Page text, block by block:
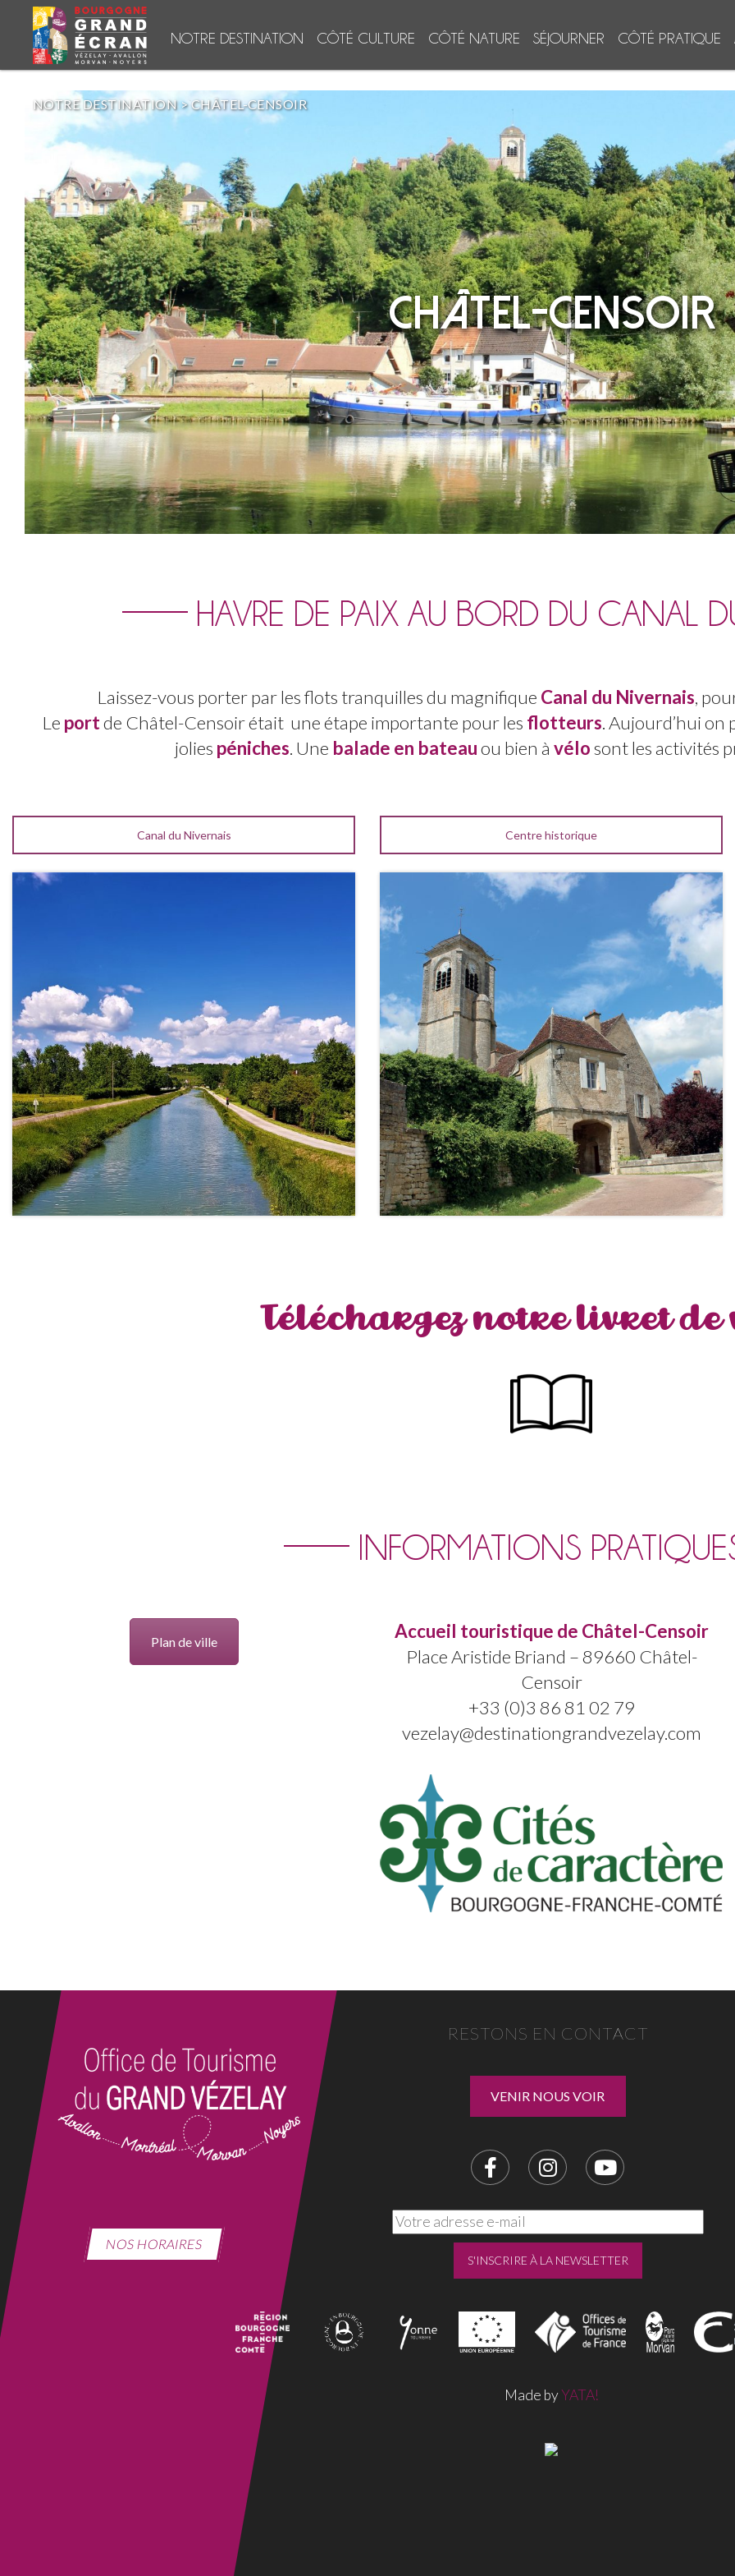
NOTRE DESTINATION CÔTÉ CULTURE CÔTÉ NATURE SÉJOURNER CÔTÉ PRATIQUE
NOTRE DESTINATION>CHÂTEL-CENSOIR
CHÂTEL-CENSOIR
HAVRE DE PAIX AU BORD DU CANAL
Laissez-vous porter par les flots tranquilles du magnifique Canal du Nivernais,
Le portde Châtel-Censoir était une étape importante pour les flotteurs. Aujourd’hui on
jolies péniches. Une balade en bateauou bien à vélosont les activités
Canal du Nivernais Centre historique
Téléchargez notre livret de
INFORMATIONS
Plan de ville
Accueil touristique de Châtel-Censoir
Place Aristide Briand – 89660 Châtel-
Censoir
+33 (0)3 86 81 02 79
vezelay@destinationgrandvezelay.com
NOS HORAIRES
RESTONS EN CONTACT
VENIR NOUS VOIR
Made byYATA!